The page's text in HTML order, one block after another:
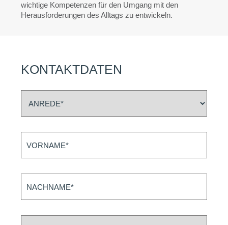
wichtige Kompetenzen für den Umgang mit den
Herausforderungen des Alltags zu entwickeln.
KONTAKTDATEN